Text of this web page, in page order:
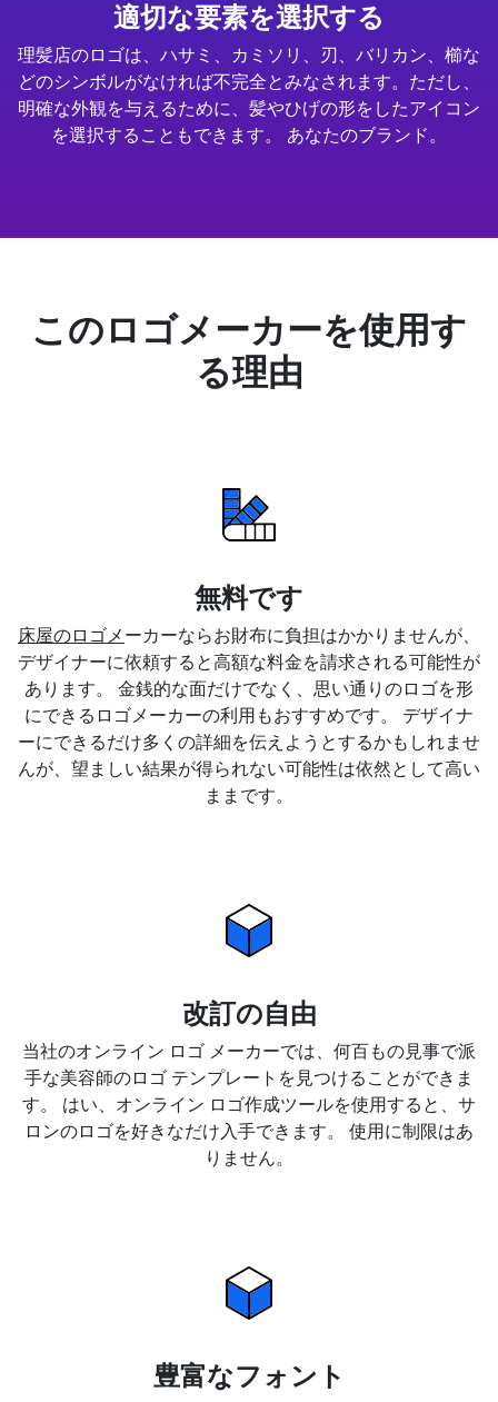
適切な要素を選択する
理髪店のロゴは、ハサミ、カミソリ、刃、バリカン、櫛な
どのシンボルがなければ不完全とみなされます。ただし、
明確な外観を与えるために、髪やひげの形をしたアイコン
を選択することもできます。 あなたのブランド。
このロゴメーカーを使用す
る理由
無料です
床屋のロゴメ ーカーならお財布に負担はかかりませんが、
デザイナーに依頼すると高額な料金を請求される可能性が
あります。 金銭的な面だけでなく、思い通りのロゴを形
にできるロゴメーカーの利用もおすすめです。 デザイナ
ーにできるだけ多くの詳細を伝えようとするかもしれませ
んが、望ましい結果が得られない可能性は依然として高い
ままです。
改訂の自由
当社のオンライン ロゴ メーカーでは、何百もの見事で派
手な美容師のロゴ テンプレートを見つけることができま
す。 はい、オンライン ロゴ作成ツールを使用すると、サ
ロンのロゴを好きなだけ入手できます。 使用に制限はあ
りません。
豊富なフォント